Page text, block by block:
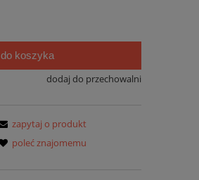
do koszyka
dodaj do przechowalni
zapytaj o produkt
poleć znajomemu